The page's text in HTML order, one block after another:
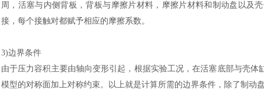
周，活塞与内侧背板，背板与摩擦片材料，摩擦片材料和制动盘以及
接，每个接触对都赋予相应的摩擦系数。
3)边界条件
由于压力容积主要由轴向变形引起，根据实验工况，在活塞底部与壳体
模型的对称面加上对称约束。以上就是计算所需的边界条件，除了制动